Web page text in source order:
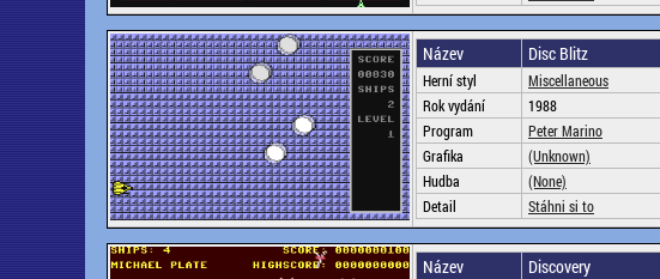
Název Disc Blitz
Herní styl
Miscellaneous
Rok vydání
1988
Program
Peter Marino
Grafika
(Unknown)
Hudba
(None)
Detail
Stáhni si to
Název Discovery